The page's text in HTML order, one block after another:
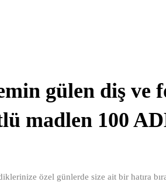
gülen diş ve
madlen 100
özel günlerde size ait bir hatıra